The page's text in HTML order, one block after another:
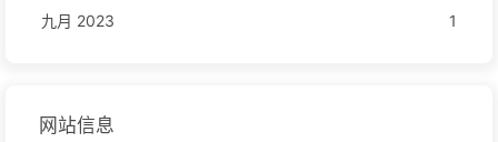
九月 2023
1
网站信息